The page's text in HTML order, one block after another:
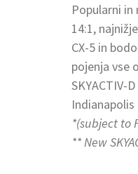
Popularni
14:1,
CX-5 in
pojenja vse
SKYACTIV-
*(subject to
** New